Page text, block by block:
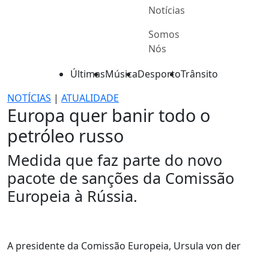
Notícias
Somos
Nós
ÚltimasMúsicaDesportoTrânsito
NOTÍCIAS | ATUALIDADE
Europa quer banir todo o
petróleo russo
Medida que faz parte do novo
pacote de sanções da Comissão
Europeia à Rússia.
A presidente da Comissão Europeia, Ursula von der